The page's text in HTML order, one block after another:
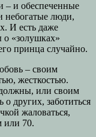
– и обеспеченные
небогатые люди,
И есть даже
«золушках»
принца случайно.
– своим
жесткостью.
или своим
других, заботиться
жаловаться,
или 70.